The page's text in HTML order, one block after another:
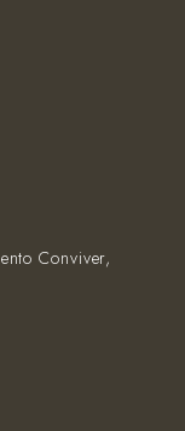
Conviver,